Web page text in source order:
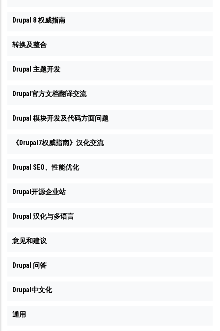
Drupal 8 权威指南
转换及整合
Drupal 主题开发
Drupal官方文档翻译交流
Drupal 模块开发及代码方面问题
《Drupal7权威指南》汉化交流
Drupal SEO、性能优化
Drupal开源企业站
Drupal 汉化与多语言
意见和建议
Drupal 问答
Drupal中文化
通用